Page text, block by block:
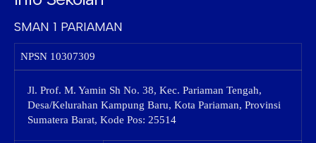
SMAN 1 PARIAMAN
NPSN 10307309
Jl. Prof. M. Yamin Sh No. 38, Kec. Pariaman Tengah,
Desa/Kelurahan Kampung Baru, Kota Pariaman, Provinsi
Sumatera Barat, Kode Pos: 25514